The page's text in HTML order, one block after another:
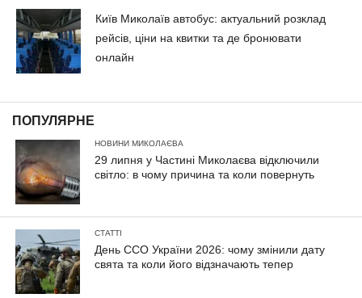
Київ Миколаїв автобус: актуальний розклад
рейсів, ціни на квитки та де бронювати
онлайн
ПОПУЛЯРНЕ
НОВИНИ МИКОЛАЄВА
29 липня у Частині Миколаєва відключили
світло: в чому причина та коли повернуть
СТАТТІ
День ССО України 2026: чому змінили дату
свята та коли його відзначають тепер